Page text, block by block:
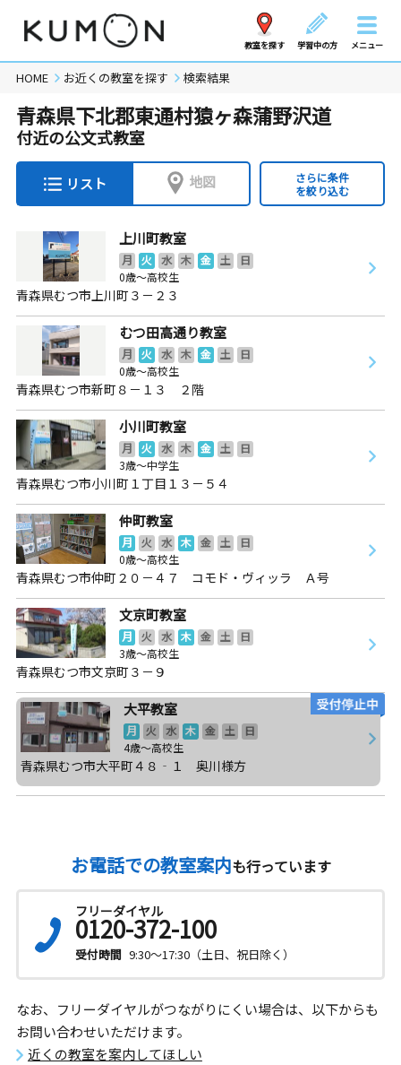
教室を探す 学習中の方 メニュー
HOME お近くの教室を探す 検索結果
青森県下北郡東通村猿ヶ森蒲野沢道
付近の公文式教室
リスト 地図
さらに条件
を絞り込む
上川町教室
月 火 水 木 金 土
日
0歳～高校生
青森県むつ市上川町３－２３
むつ田高通り教室
月 火 水 木 金 土
日
0歳～高校生
青森県むつ市新町８－１３ ２階
小川町教室
月 火 水 木 金 土
日
3歳～中学生
青森県むつ市小川町１丁目１３－５４
仲町教室
月 火 水 木 金 土
日
0歳～高校生
青森県むつ市仲町２０－４７ コモド・ヴィッラ Ａ号
文京町教室
月 火 水 木 金 土
日
3歳～高校生
青森県むつ市文京町３－９
大平教室
月 火 水 木 金 土
日
4歳～高校生
青森県むつ市大平町４８‐１ 奥川様方
お電話での教室案内も行っています
フリーダイヤル
0120-372-100
受付時間 9:30～17:30（土日、祝日除く）
なお、フリーダイヤルがつながりにくい場合は、以下からも
お問い合わせいただけます。
近くの教室を案内してほしい